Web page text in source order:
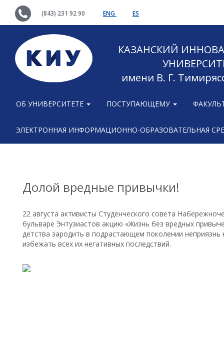
(843) 231 92 90 ENG ES
КАЗАНСКИЙ
имени В. Г.
ОБ УНИВЕРСИТЕТЕ ПОСТУПАЮЩЕМУ
ЭЛЕКТРОННАЯ ИНФОРМАЦИОННО-ОБРАЗОВАТЕЛЬНАЯ
Долой вредные привычки!
22 августа активисты Студенческого совета
бульваре Энтузиастов акцию «Жизнь без вредных
детства зародить в подрастающем поколении
избежать всех их негативных последствий.